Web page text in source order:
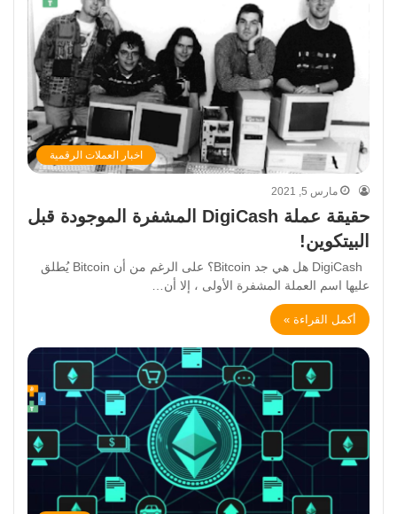
اخبار العملات الرقمية
مارس 5, 2021
حقيقة عملة DigiCash المشفرة الموجودة قبل
البيتكوين!
DigiCash هل هي جد Bitcoin؟ على الرغم من أن Bitcoin يُطلق
عليها اسم العملة المشفرة الأولى ، إلا أن…
أكمل القراءة »